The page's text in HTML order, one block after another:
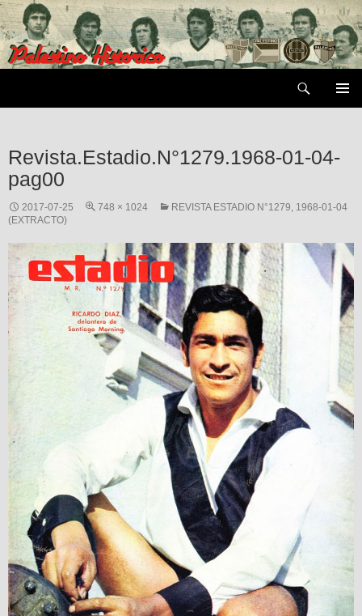
Saltar
al
contenido
Revista.Estadio.N°1279.1968-01-04-
pag00
2017-07-25 748 × 1024
REVISTA ESTADIO N°1279, 1968-01-04
(EXTRACTO)